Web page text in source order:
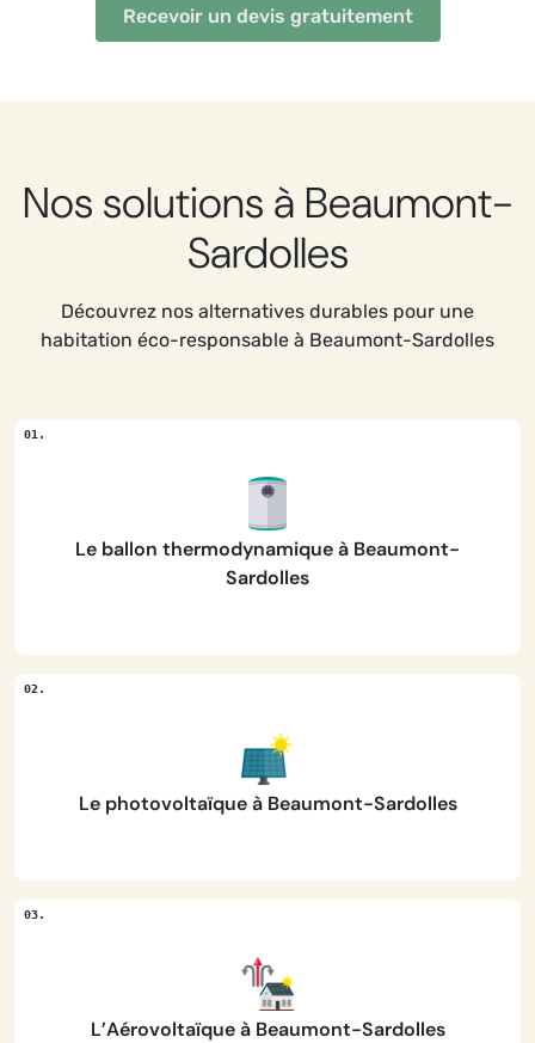
Recevoir un devis gratuitement
Nos solutions à Beaumont-
Sardolles
Découvrez nos alternatives durables pour une
habitation éco-responsable à Beaumont-Sardolles
Le ballon thermodynamique à Beaumont-
Sardolles
Le photovoltaïque à Beaumont-Sardolles
L’Aérovoltaïque à Beaumont-Sardolles